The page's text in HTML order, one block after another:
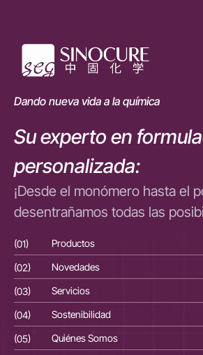
Dando nueva vida a la química
Su experto en
personalizada:
¡Desde el monómero hasta el
desentrañamos todas las
(01) Productos
(02)
Novedades
(03)
Servicios
(04)
Sostenibilidad
(05)
Quiénes Somos